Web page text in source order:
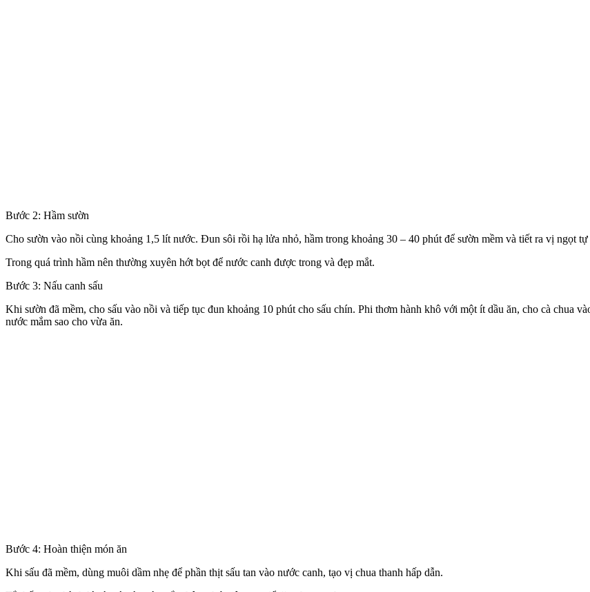
Bước 2: Hầm sườn
Cho sườn vào nồi cùng khoảng 1,5 lít nước. Đun sôi rồi hạ lửa nhỏ, hầm trong khoảng 30 – 40 phút để sườn mềm và tiết ra vị ngọt tự
Trong quá trình hầm nên thường xuyên hớt bọt để nước canh được trong và đẹp mắt.
Bước 3: Nấu canh sấu
Khi sườn đã mềm, cho sấu vào nồi và tiếp tục đun khoảng 10 phút cho sấu chín. Phi thơm hành khô với một ít dầu ăn, cho cà chua
nước mắm sao cho vừa ăn.
Bước 4: Hoàn thiện món ăn
Khi sấu đã mềm, dùng muôi dầm nhẹ để phần thịt sấu tan vào nước canh, tạo vị chua thanh hấp dẫn.